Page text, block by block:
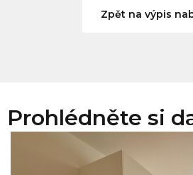
Zpět na výpis
Prohlédněte si